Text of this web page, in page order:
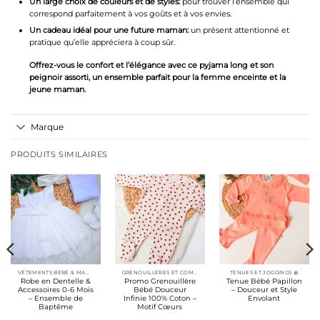
correspond parfaitement à vos goûts et à vos envies.
Un cadeau idéal pour une future maman:un présent attentionné et
pratique qu’elle appréciera à coup sûr.
Offrez-vous le confort et l’élégance avec ce pyjama long et son
peignoir assorti, un ensemble parfait pour la femme enceinte et la
jeune maman.
Marque
PRODUITS SIMILAIRES
Robe en Dentelle &
Accessoires 0-6 Mois
– Ensemble de
Baptême
Promo Grenouillère
Bébé Douceur
Infinie 100% Coton –
Motif Cœurs
TENUES ET JOGGINGS 🎀
Tenue Bébé Papillon
– Douceur et Style
Envolant